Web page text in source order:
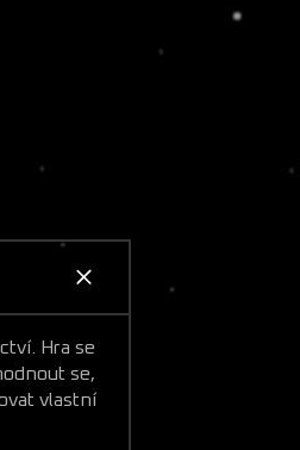
Hra se
se,
vlastní